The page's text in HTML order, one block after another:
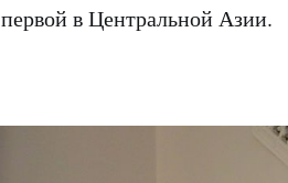
в Центральной Азии.